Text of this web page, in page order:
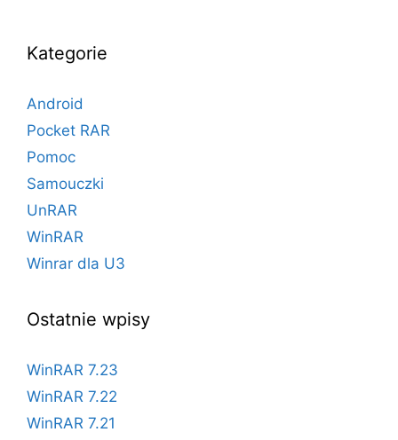
Kategorie
Android
Pocket RAR
Pomoc
Samouczki
UnRAR
WinRAR
Winrar dla U3
Ostatnie wpisy
WinRAR 7.23
WinRAR 7.22
WinRAR 7.21